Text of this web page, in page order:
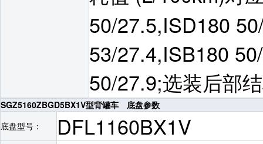
50/27.5,ISD180
53/27.4,ISB180
50/27.9;选装后部
SGZ5160ZBGD5BX1V型背罐车 底盘参数
底盘型号：
DFL1160BX1V